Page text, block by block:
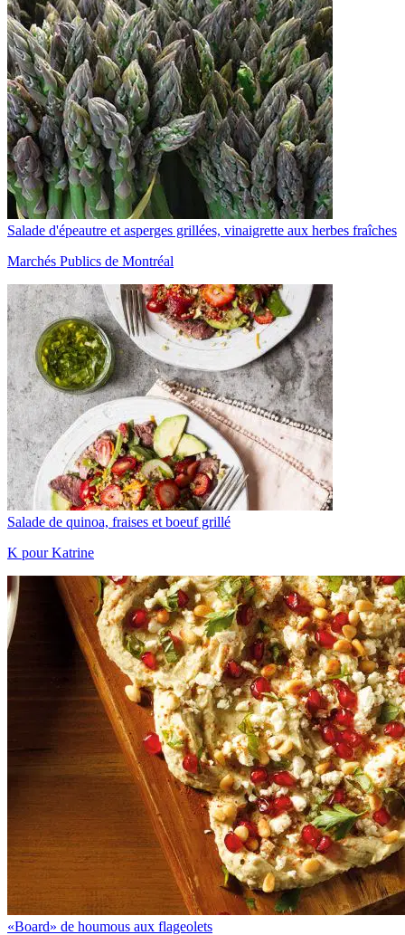
Salade d'épeautre et asperges grillées, vinaigrette aux herbes fraîches
Marchés Publics de Montréal
Salade de quinoa, fraises et boeuf grillé
K pour Katrine
«Board» de houmous aux flageolets